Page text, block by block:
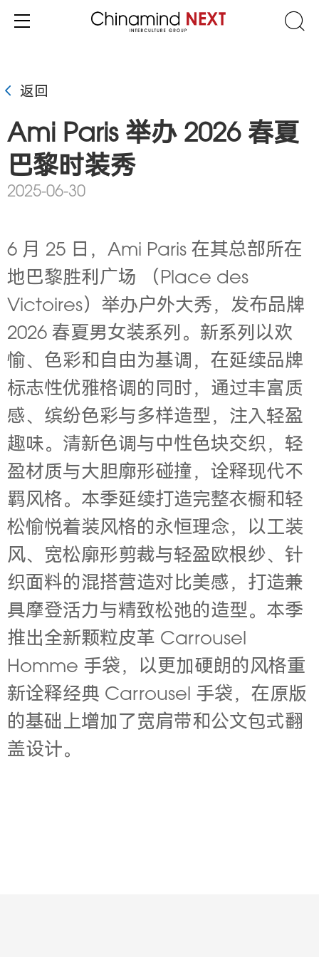
返回
Ami Paris 举办 2026 春夏
巴黎时装秀
2025-06-30
6 月 25 日，Ami Paris 在其总部所在
地巴黎胜利广场 （Place des
Victoires）举办户外大秀，发布品牌
2026 春夏男女装系列。新系列以欢
愉、色彩和自由为基调，在延续品牌
标志性优雅格调的同时，通过丰富质
感、缤纷色彩与多样造型，注入轻盈
趣味。清新色调与中性色块交织，轻
盈材质与大胆廓形碰撞，诠释现代不
羁风格。本季延续打造完整衣橱和轻
松愉悦着装风格的永恒理念，以工装
风、宽松廓形剪裁与轻盈欧根纱、针
织面料的混搭营造对比美感，打造兼
具摩登活力与精致松弛的造型。本季
推出全新颗粒皮革 Carrousel
Homme 手袋，以更加硬朗的风格重
新诠释经典 Carrousel 手袋，在原版
的基础上增加了宽肩带和公文包式翻
盖设计。